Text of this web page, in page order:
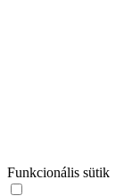
Funkcionális sütik